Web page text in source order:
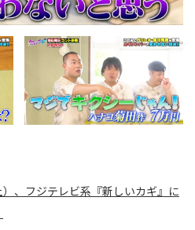
）、フジテレビ系『新しいカギ』に